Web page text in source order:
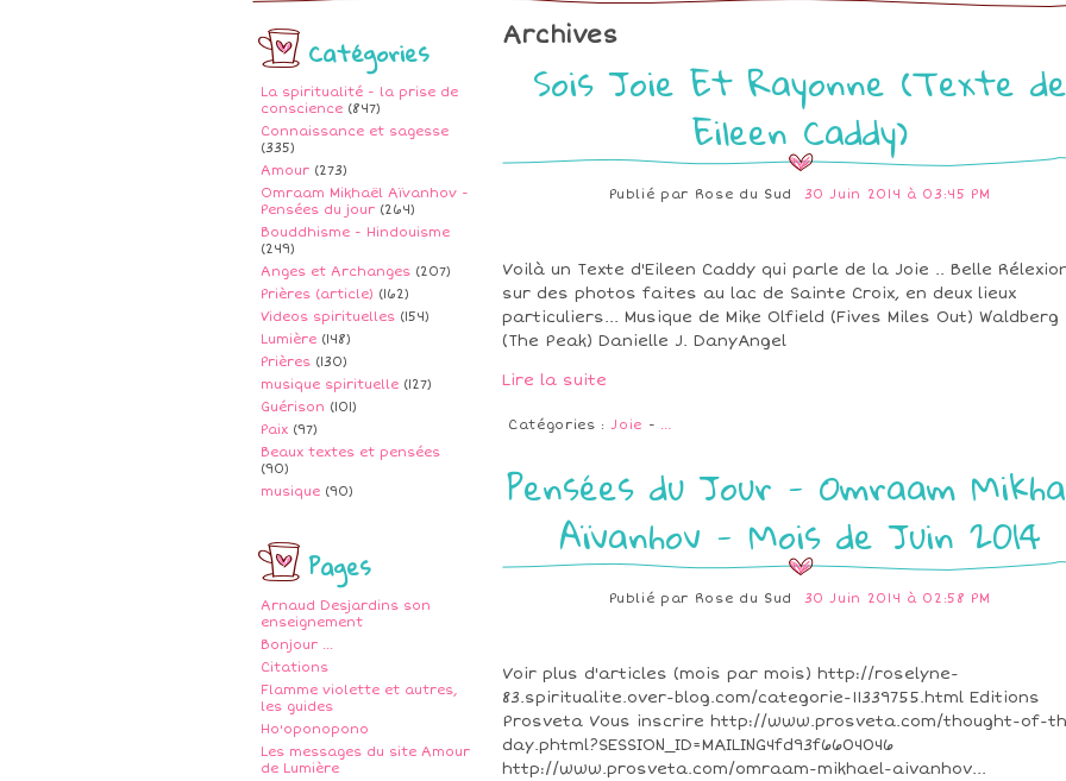
Catégories
La spiritualité - la prise de
conscience (847)
Connaissance et sagesse
(335)
Amour (273)
Omraam Mikhaël Aïvanhov -
Pensées du jour (264)
Bouddhisme - Hindouisme
(249)
Anges et Archanges (207)
Prières (article) (162)
Videos spirituelles (154)
Lumière (148)
Prières (130)
musique spirituelle (127)
Guérison (101)
Paix (97)
Beaux textes et pensées
(90)
musique (90)
Pages
Arnaud Desjardins son
enseignement
Bonjour ...
Citations
Flamme violette et autres,
les guides
Ho'oponopono
Les messages du site Amour
de Lumière
Archives
Sois Joie Et Rayonne (Texte de
Eileen Caddy)
Publié par Rose du Sud 30 Juin 2014 à 03:45 PM
Voilà un Texte d'Eileen Caddy qui parle de la Joie .. Belle
sur des photos faites au lac de Sainte Croix, en deux lieux
particuliers... Musique de Mike Olfield (Fives Miles Out) Waldberg
(The Peak) Danielle J. DanyAngel
Lire la suite
Catégories :Joie - …
Pensées du Jour - Omraam
Aïvanhov - Mois de Juin 2014
Publié par Rose du Sud 30 Juin 2014 à 02:58 PM
Voir plus d'articles (mois par mois) http://roselyne-
83.spiritualite.over-blog.com/categorie-11339755.html Editions
Prosveta Vous inscrire http://www.prosveta.com/thought-of-
day.phtml?SESSION_ID=MAILING4fd93f6604046
http://www.prosveta.com/omraam-mikhael-aivanhov...